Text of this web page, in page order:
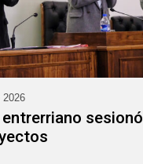
2026
entrerriano